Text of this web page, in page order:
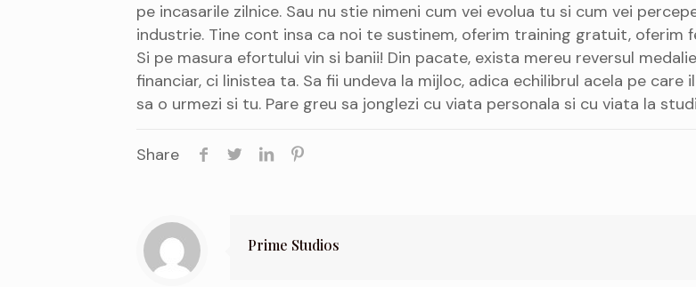
pe incasarile zilnice. Sau nu stie nimeni cum vei evolua tu si cum vei
industrie. Tine cont insa ca noi te sustinem, oferim training gratuit,
Si pe masura efortului vin si banii! Din pacate, exista mereu reversul
financiar, ci linistea ta. Sa fii undeva la mijloc, adica echilibrul acela pe
sa o urmezi si tu. Pare greu sa jonglezi cu viata personala si cu viata la
Share
Prime Studios